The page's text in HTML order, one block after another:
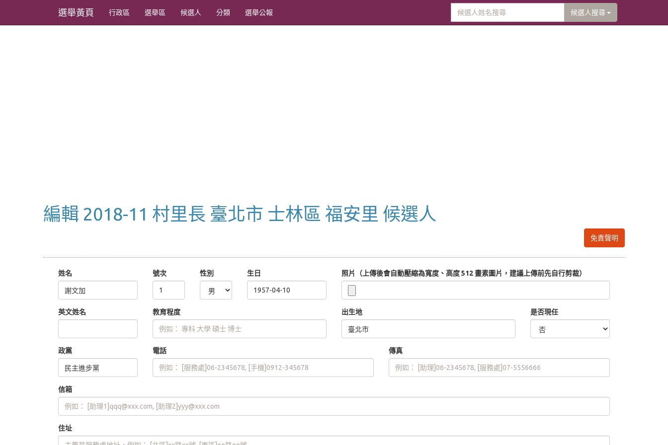
選舉黃頁 行政區 選舉區 候選人 分類 選舉公報 候選人搜尋
編輯 2018-11 村里長 臺北市 士林區 福安里 候選人
免責聲明
姓名 號次 性別 生日 照片（上傳後會自動壓縮為寬度、高度 512 畫素圖片，建議上傳前先自行剪裁）
英文姓名 教育程度 出生地 是否現任
政黨 電話 傳真
信箱
住址